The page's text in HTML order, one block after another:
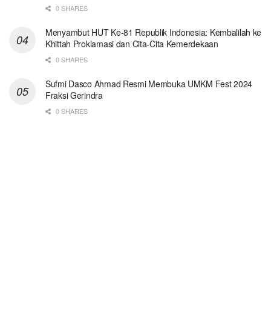
0 SHARES
Menyambut HUT Ke-81 Republik Indonesia: Kembalilah ke
Khittah Proklamasi dan Cita-Cita Kemerdekaan
0 SHARES
Sufmi Dasco Ahmad Resmi Membuka UMKM Fest 2024
Fraksi Gerindra
0 SHARES